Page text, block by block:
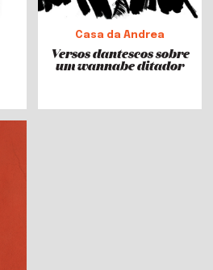
Casa da Andrea
Versos dantescos sobre
um wannabe ditador